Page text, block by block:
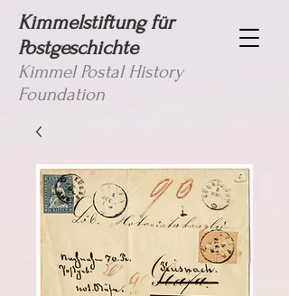
Kimmelstiftung für
Postgeschichte
Kimmel Postal History
Foundation